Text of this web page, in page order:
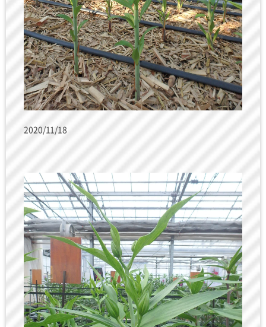
2020/11/18